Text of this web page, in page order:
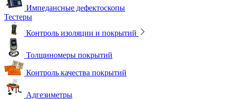
Вихретоковый контроль
Вихретоковые дефектоскопы
Вихретоковые преобразователи
Вихретоковые толщиномеры
Контрольные образцы для вихретокового контроля
Приборы для измерения электропроводности
Импедансный контроль
Импедансные дефектоскопы
Тестеры